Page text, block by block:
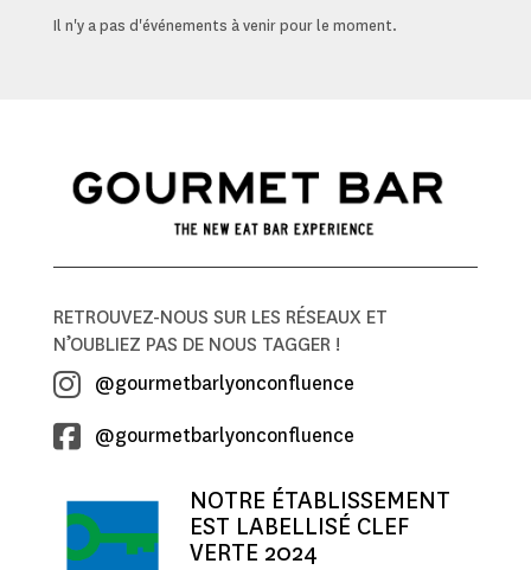
Il n'y a pas d'événements à venir pour le moment.
RETROUVEZ-NOUS SUR LES RÉSEAUX ET
N’OUBLIEZ PAS DE NOUS TAGGER !
@gourmetbarlyonconfluence
@gourmetbarlyonconfluence
NOTRE ÉTABLISSEMENT
EST LABELLISÉ CLEF
VERTE 2024